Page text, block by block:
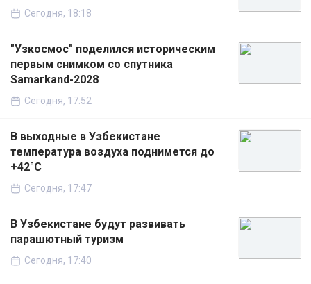
Сегодня, 18:18
"Узкосмос" поделился историческим
первым снимком со спутника
Samarkand-2028
Сегодня, 17:52
В выходные в Узбекистане
температура воздуха поднимется до
+42°C
Сегодня, 17:47
В Узбекистане будут развивать
парашютный туризм
Сегодня, 17:40